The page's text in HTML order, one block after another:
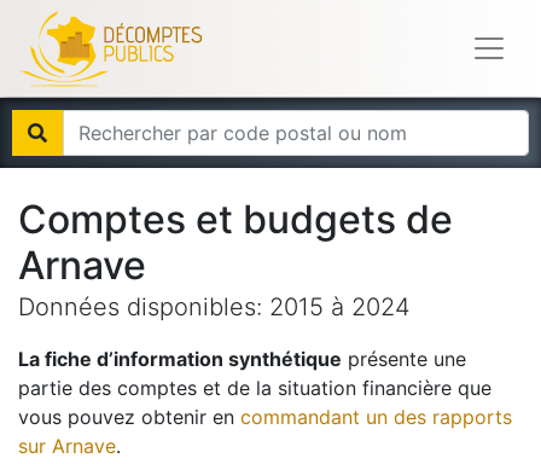
Comptes et budgets de
Arnave
Données disponibles: 2015 à 2024
La fiche d’information synthétique présente une
partie des comptes et de la situation financière que
vous pouvez obtenir en commandant un des rapports
sur Arnave.